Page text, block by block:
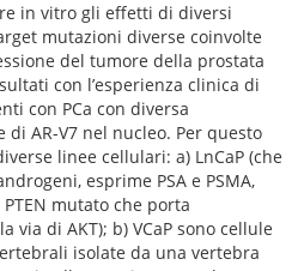
in vitro gli effetti di diversi
mutazioni diverse coinvolte
del tumore della prostata
con l’esperienza clinica di
con PCa con diversa
AR-V7 nel nucleo. Per questo
linee cellulari: a) LnCaP (che
esprime PSA e PSMA,
mutato che porta
via di AKT); b) VCaP sono cellule
isolate da una vertebra